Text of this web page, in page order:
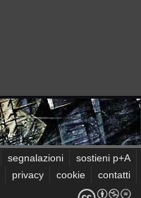
segnalazioni
sostieni p+A
privacy cookie contatti